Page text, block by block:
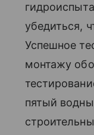
убедиться,
Успешное
монтажу
пятый